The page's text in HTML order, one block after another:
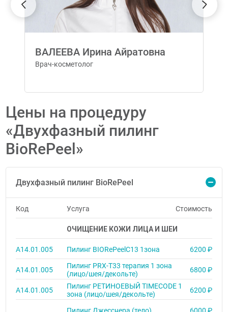
ВАЛЕЕВА Ирина Айратовна
Врач-косметолог
Цены на процедуру
«Двухфазный пилинг
BioRePeel»
Двухфазный пилинг BioRePeel
Код Услуга Стоимость
ОЧИЩЕНИЕ КОЖИ ЛИЦА И ШЕИ
A14.01.005 Пилинг BIORePeelC13 1зона 6200 ₽
A14.01.005
Пилинг PRX-T33 терапия 1 зона
(лицо/шея/декольте)
6800 ₽
A14.01.005
Пилинг РЕТИНОЕВЫЙ TIMECODE 1
зона (лицо/шея/декольте)
6200 ₽